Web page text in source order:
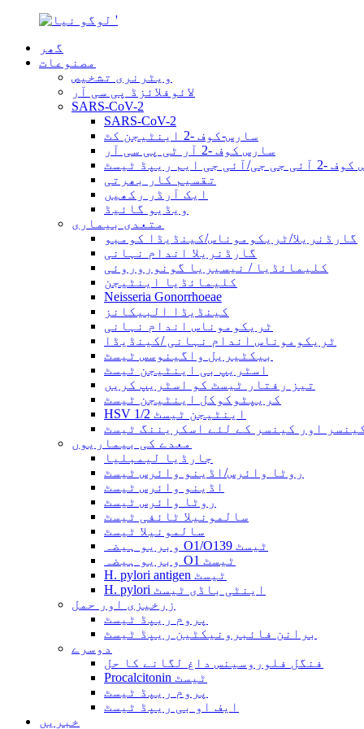
گھر
مصنوعات
ویٹرنری تشخیص
لائوفلائزڈ پی سی آر
SARS-CoV-2
SARS-CoV-2
سارس-کوف -2 اینٹیجن کٹ
سارس کوف -2 آر ٹی پی سی آر
جی/آئی جی ایم ریپڈ ٹیسٹ
تقسیم کار بھرتی
ایک آرڈر رکھیں
ویڈیو گائیڈ
متعدی بیماری
گارڈنریلا/ٹریکوموناس/کینڈیڈا کومبو
گارڈنریلا اندام نہانی
کلیمائڈیا / نیسیریا گونوروروئی
کلیمائڈیا اینٹیجن
Neisseria Gonorrhoeae
کینڈیڈا البیکانز
ٹریکوموناس اندام نہانی
ٹریکوموناس اندام نہانی /کینڈیڈا
بیکٹیریل واگینوسس ٹیسٹ
اسٹریپ بی اینٹیجن ٹیسٹ
تیز رفتار ٹیسٹ کو اسٹریپ کریں
کریپٹوکوکل اینٹیجن ٹیسٹ
HSV 1/2 اینٹیجن ٹیسٹ
اور کینسر کے لئے اسکریننگ ٹیسٹ
معدے کی بیماریوں
جارڈیا لیمبلیا
روٹا وائرس/اڈینو وائرس ٹیسٹ
اڈینو وائرس ٹیسٹ
روٹا وائرس ٹیسٹ
سالمونیلا ٹائفی ٹیسٹ
سالمونیلا ٹیسٹ
وبریو ہیضہ O1/O139 ٹیسٹ
وبریو ہیضہ O1 ٹیسٹ
H. pylori antigen ٹیسٹ
H. pylori اینٹی باڈی ٹیسٹ
زرخیزی اور حمل
پروم ریپڈ ٹیسٹ
برانن فائبرونیکٹین ریپڈ ٹیسٹ
دوسرے
فنگل فلوروسینس داغ لگانے کا حل
Procalcitonin ٹیسٹ
پروم ریپڈ ٹیسٹ
ایف او بی ریپڈ ٹیسٹ
خبریں